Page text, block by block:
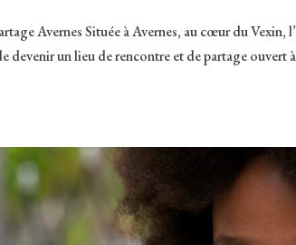
Avernes Située à Avernes, au cœur du
un lieu de rencontre et de partage ouvert